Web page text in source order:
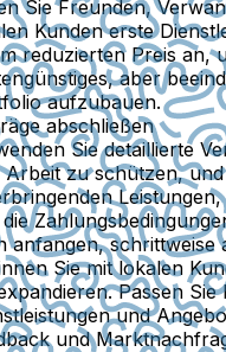
Sie Freunden,
Kunden erste
reduzierten Preis an,
aber
aufzubauen.
abschließen
Sie detaillierte
Arbeit zu schützen, und
anfangen, schrittweise
Sie mit lokalen
Passen Sie
und
und